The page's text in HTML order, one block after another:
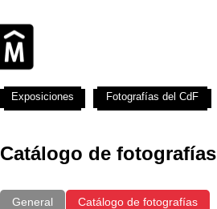
Catálogo de fotografías
General Catálogo de fotografías
Exposiciones Fotografías del CdF